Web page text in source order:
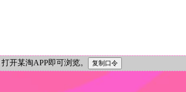
打开某淘APP即可浏览。